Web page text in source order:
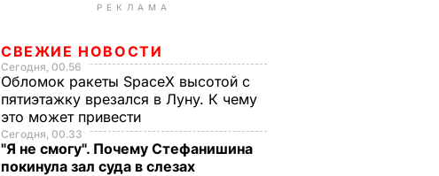
РЕКЛАМА
СВЕЖИЕ НОВОСТИ
Сегодня, 00.56
Обломок ракеты SpaceX высотой с
пятиэтажку врезался в Луну. К чему
это может привести
Сегодня, 00.33
"Я не смогу". Почему Стефанишина
покинула зал суда в слезах